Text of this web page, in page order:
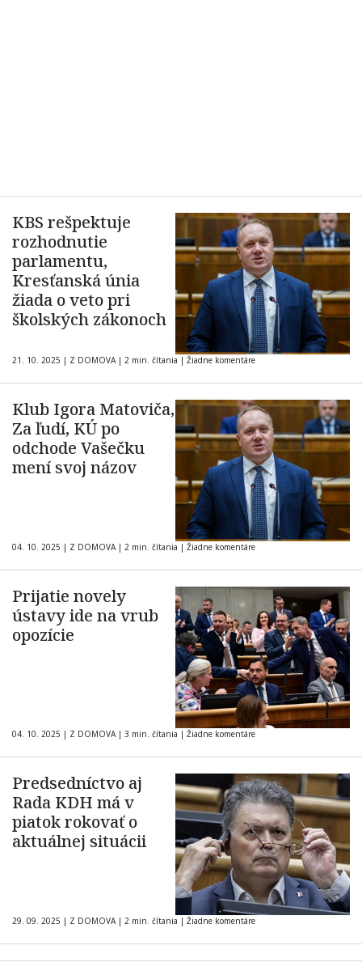
KBS rešpektuje
rozhodnutie
parlamentu,
Kresťanská únia
žiada o veto pri
školských zákonoch
21. 10. 2025 | Z DOMOVA | 2 min. čítania | Žiadne komentáre
Klub Igora Matoviča,
Za ľudí, KÚ po
odchode Vašečku
mení svoj názov
04. 10. 2025 | Z DOMOVA | 2 min. čítania | Žiadne komentáre
Prijatie novely
ústavy ide na vrub
opozície
04. 10. 2025 | Z DOMOVA | 3 min. čítania | Žiadne komentáre
Predsedníctvo aj
Rada KDH má v
piatok rokovať o
aktuálnej situácii
29. 09. 2025 | Z DOMOVA | 2 min. čítania | Žiadne komentáre